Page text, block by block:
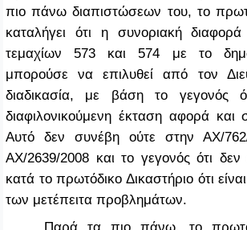
πιο πάνω διαπιστώσεων του, το
καταλήγει ότι η συνοριακή
τεμαχίων 573 και 574 με το
μπορούσε να επιλυθεί από τον
διαδικασία, με βάση το γεγονός
διαφιλονικούμενη έκταση αφορά και
Αυτό δεν συνέβη ούτε στην ΑΧ/
ΑΧ/2639/2008 και το γεγονός ότι δεν
κατά το πρωτόδικο Δικαστήριο ότι
των μετέπειτα προβλημάτων.